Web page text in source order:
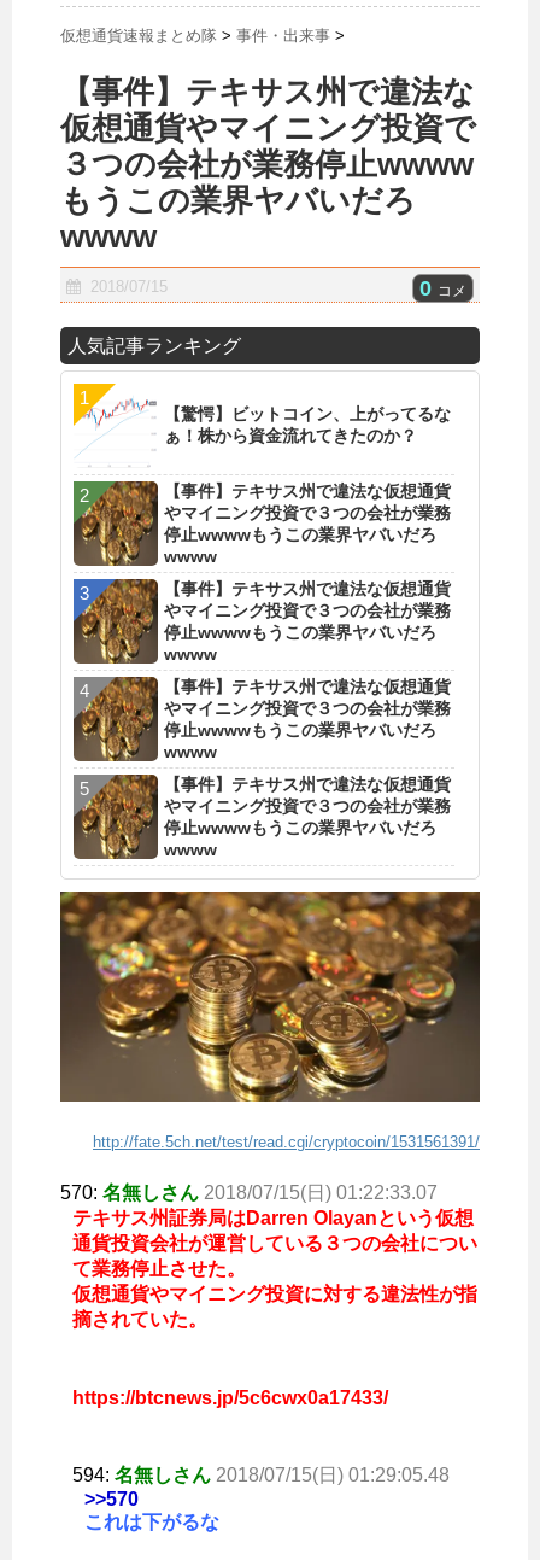
仮想通貨速報まとめ隊 > 事件・出来事 >
【事件】テキサス州で違法な
仮想通貨やマイニング投資で
３つの会社が業務停止wwww
もうこの業界ヤバいだろ
wwww
2018/07/15 0 コメ
人気記事ランキング
【驚愕】ビットコイン、上がってるな
ぁ！株から資金流れてきたのか？
【事件】テキサス州で違法な仮想通貨
やマイニング投資で３つの会社が業務
停止wwwwもうこの業界ヤバいだろ
wwww
【事件】テキサス州で違法な仮想通貨
やマイニング投資で３つの会社が業務
停止wwwwもうこの業界ヤバいだろ
wwww
【事件】テキサス州で違法な仮想通貨
やマイニング投資で３つの会社が業務
停止wwwwもうこの業界ヤバいだろ
wwww
【事件】テキサス州で違法な仮想通貨
やマイニング投資で３つの会社が業務
停止wwwwもうこの業界ヤバいだろ
wwww
http://fate.5ch.net/test/read.cgi/cryptocoin/1531561391/
570: 名無しさん 2018/07/15(日) 01:22:33.07
テキサス州証券局はDarren Olayanという仮想
通貨投資会社が運営している３つの会社につい
て業務停止させた。
仮想通貨やマイニング投資に対する違法性が指
摘されていた。
https://btcnews.jp/5c6cwx0a17433/
594: 名無しさん 2018/07/15(日) 01:29:05.48
>>570
これは下がるな